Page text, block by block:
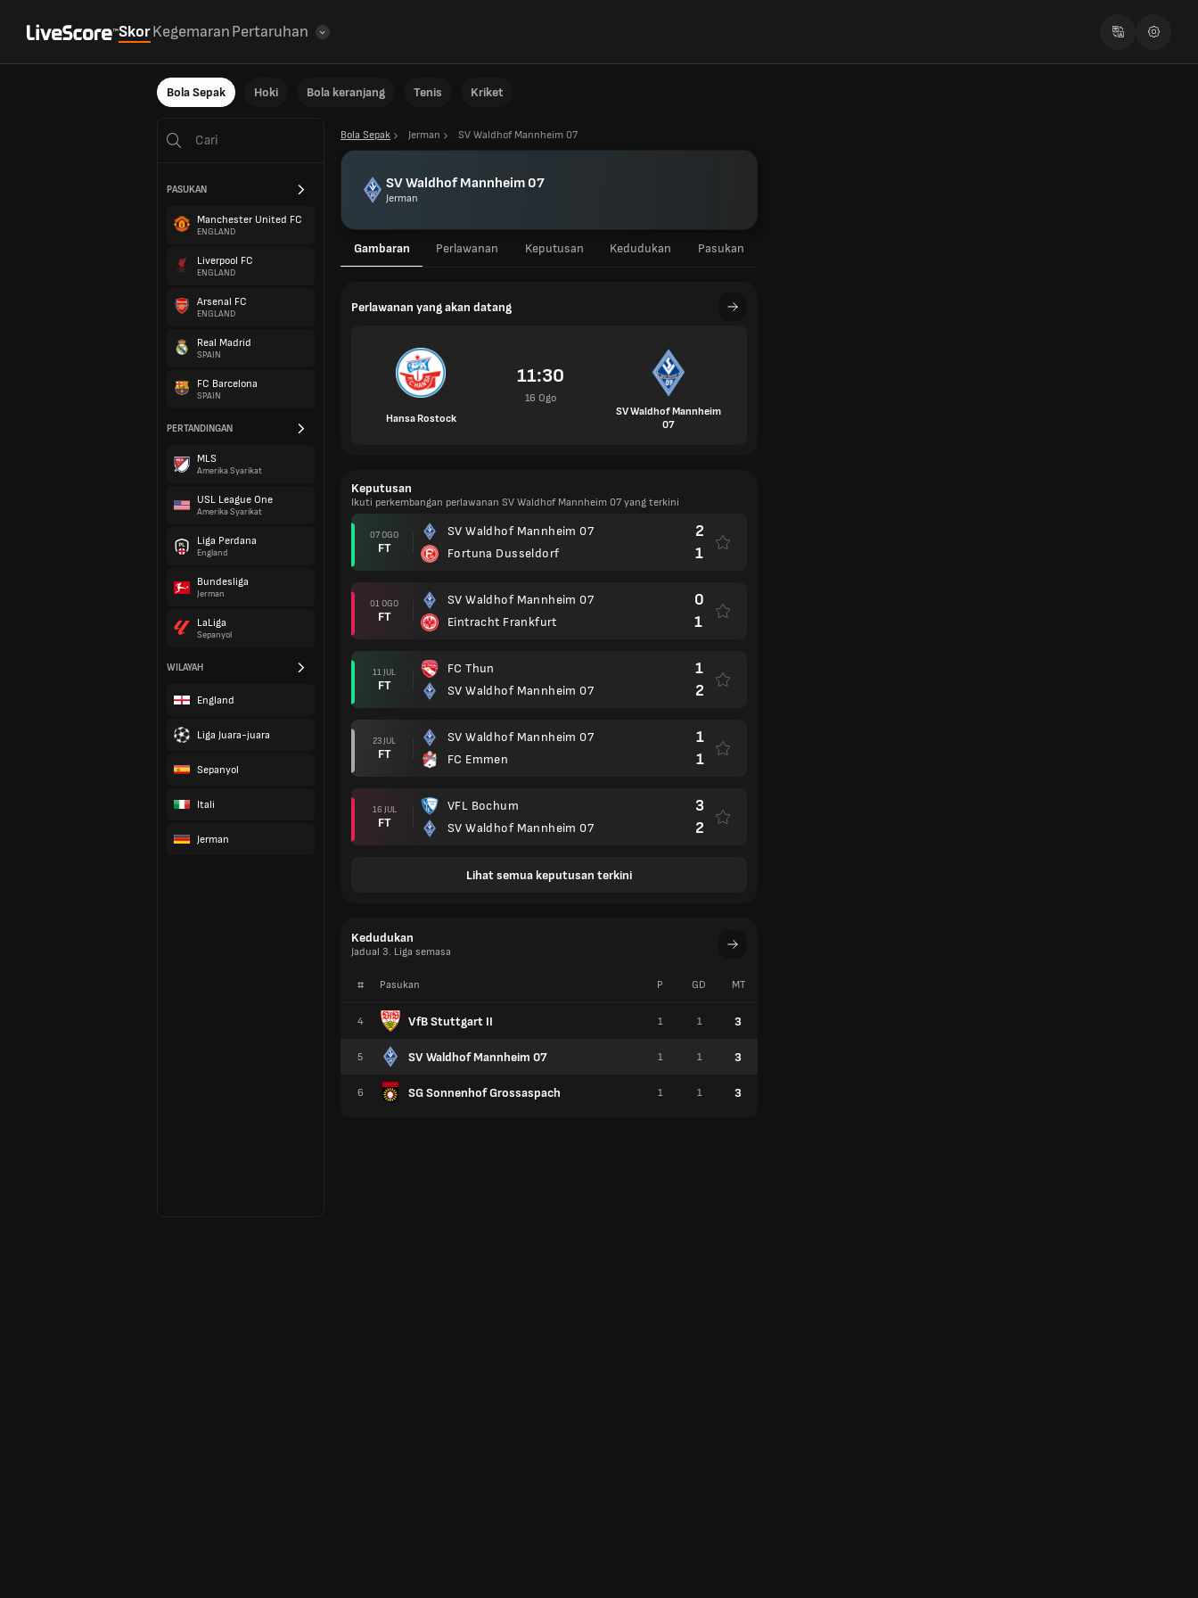
SkorKegemaranPertaruhan
Bola Sepak Hoki Bola keranjang Tenis Kriket
PASUKAN
Manchester United FC
ENGLAND
Liverpool FC
ENGLAND
Arsenal FC
ENGLAND
Real Madrid
SPAIN
FC Barcelona
SPAIN
PERTANDINGAN
MLS
Amerika Syarikat
USL League One
Amerika Syarikat
Liga Perdana
England
Bundesliga
Jerman
LaLiga
Sepanyol
WILAYAH
England
Liga Juara-juara
Sepanyol
Itali
Jerman
Bola Sepak Jerman SV Waldhof Mannheim 07
SV Waldhof Mannheim 07
Jerman
Gambaran Perlawanan Keputusan Kedudukan Pasukan
Perlawanan yang akan datang
Hansa Rostock
11:30
16 Ogo
SV Waldhof Mannheim
07
Keputusan
Ikuti perkembangan perlawanan SV Waldhof Mannheim 07 yang terkini
07 OGO
FT
SV Waldhof Mannheim 07
Fortuna Dusseldorf
2
1
01 OGO
FT
SV Waldhof Mannheim 07
Eintracht Frankfurt
0
1
11 JUL
FT
FC Thun
SV Waldhof Mannheim 07
1
2
23 JUL
FT
SV Waldhof Mannheim 07
FC Emmen
1
1
16 JUL
FT
VFL Bochum
SV Waldhof Mannheim 07
3
2
Lihat semua keputusan terkini
Kedudukan
Jadual 3. Liga semasa
# Pasukan
4 VfB Stuttgart II
5 SV Waldhof Mannheim 07
6 SG Sonnenhof Grossaspach
P GD MT
1 1 3
1 1 3
1 1 3